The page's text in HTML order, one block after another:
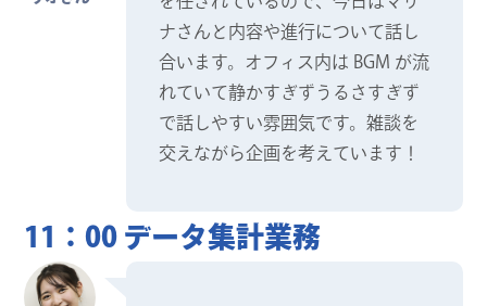
ナさんと内容や進行について話し
合います。オフィス内は BGM が流
れていて静かすぎずうるさすぎず
で話しやすい雰囲気です。雑談を
交えながら企画を考えています！
11：00 データ集計業務